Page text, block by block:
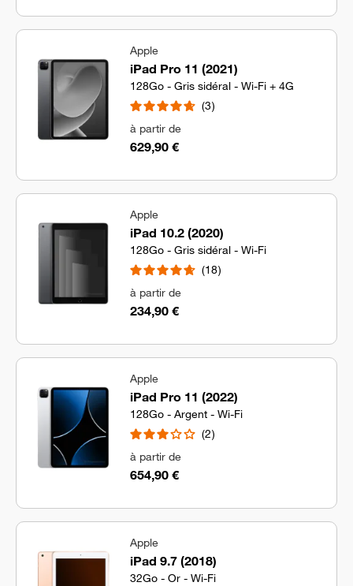
Apple
iPad Pro 11 (2021)
128Go - Gris sidéral - Wi-Fi + 4G
3
à partir de
629,90 €
Apple
iPad 10.2 (2020)
128Go - Gris sidéral - Wi-Fi
18
à partir de
234,90 €
Apple
iPad Pro 11 (2022)
128Go - Argent - Wi-Fi
2
à partir de
654,90 €
Apple
iPad 9.7 (2018)
32Go - Or - Wi-Fi